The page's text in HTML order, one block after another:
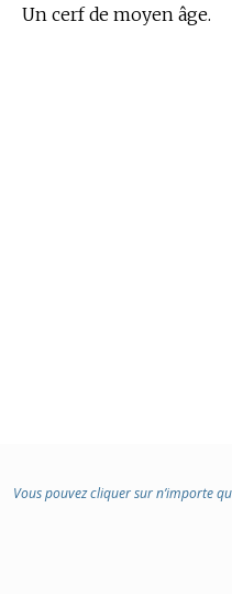
Un cerf de moyen âge.
Vous pouvez cliquer sur n’importe